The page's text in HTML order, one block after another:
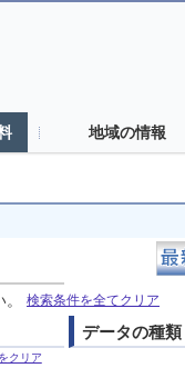
地域の情報
検索条件を全てクリア
クリア
データの種類